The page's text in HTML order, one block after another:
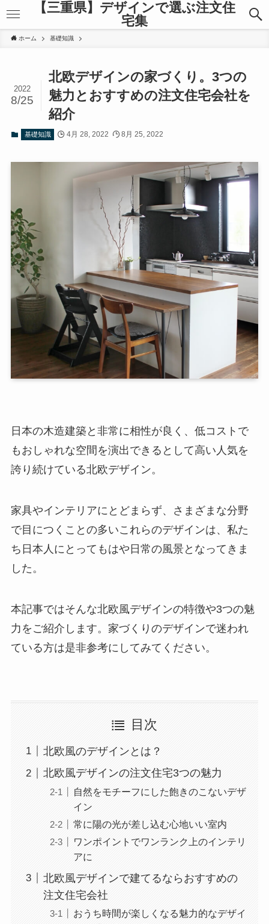
【三重県】デザインで選ぶ注文住
宅集
ホーム 基礎知識
北欧デザインの家づくり。3つの
魅力とおすすめの注文住宅会社を
紹介
2022
8/25
基礎知識 4月 28, 2022 8月 25, 2022
日本の木造建築と非常に相性が良く、低コストで
もおしゃれな空間を演出できるとして高い人気を
誇り続けている北欧デザイン。
家具やインテリアにとどまらず、さまざまな分野
で目につくことの多いこれらのデザインは、私た
ち日本人にとってもはや日常の風景となってきま
した。
本記事ではそんな北欧風デザインの特徴や3つの魅
力をご紹介します。家づくりのデザインで迷われ
ている方は是非参考にしてみてください。
目次
北欧風のデザインとは？
北欧風デザインの注文住宅3つの魅力
自然をモチーフにした飽きのこないデザ
イン
常に陽の光が差し込む心地いい室内
ワンポイントでワンランク上のインテリ
アに
北欧風デザインで建てるならおすすめの
注文住宅会社
おうち時間が楽しくなる魅力的なデザイ